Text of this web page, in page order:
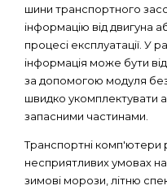
шини транспортного
інформацію від двигуна
процесі експлуатації. У
інформація може бути
за допомогою модуля
швидко укомплектувати
запасними частинами.
Транспортні комп'ютери
несприятливих умовах
зимові морози, літню